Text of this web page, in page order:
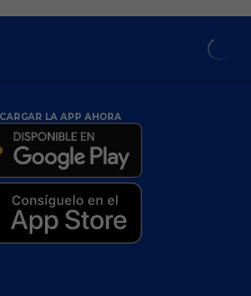
LA APP AHORA